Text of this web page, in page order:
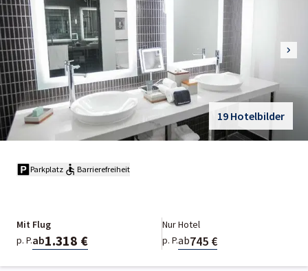
19 Hotelbilder
Parkplatz Barrierefreiheit
Mit Flug
p. P.ab1.318 €
Nur Hotel
p. P.ab745 €